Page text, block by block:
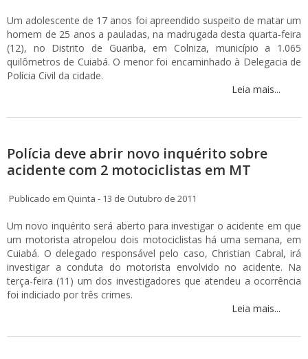
Um adolescente de 17 anos foi apreendido suspeito de matar um
homem de 25 anos a pauladas, na madrugada desta quarta-feira
(12), no Distrito de Guariba, em Colniza, município a 1.065
quilômetros de Cuiabá. O menor foi encaminhado à Delegacia de
Polícia Civil da cidade.
Leia mais...
Polícia deve abrir novo inquérito sobre
acidente com 2 motociclistas em MT
Publicado em Quinta - 13 de Outubro de 2011
Um novo inquérito será aberto para investigar o acidente em que
um motorista atropelou dois motociclistas há uma semana, em
Cuiabá. O delegado responsável pelo caso, Christian Cabral, irá
investigar a conduta do motorista envolvido no acidente. Na
terça-feira (11) um dos investigadores que atendeu a ocorrência
foi indiciado por três crimes.
Leia mais...